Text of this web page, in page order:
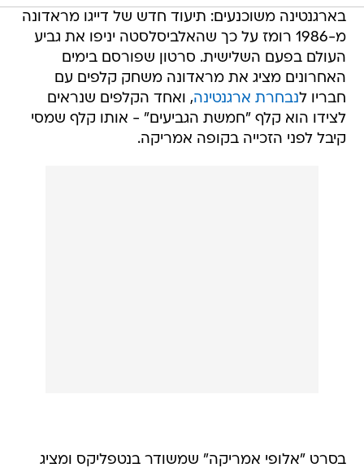
בארגנטינה משוכנעים: תיעוד חדש של דייגו מראדונה
מ-1986 רומז על כך שהאלביסלסטה יניפו את גביע
העולם בפעם השלישית. סרטון שפורסם בימים
האחרונים מציג את מראדונה משחק קלפים עם
חבריו לנבחרת ארגנטינה, ואחד הקלפים שנראים
לצידו הוא קלף "חמשת הגביעים" - אותו קלף שמסי
קיבל לפני הזכייה בקופה אמריקה.
בסרט "אלופי אמריקה" שמשודר בנטפליקס ומציג